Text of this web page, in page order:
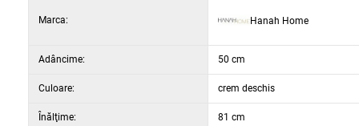
Marca: Hanah Home
Adâncime: 50 cm
Culoare: crem deschis
Înălţime: 81 cm